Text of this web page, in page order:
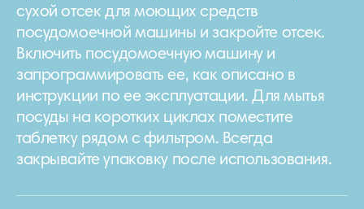
сухой отсек для моющих средств
посудомоечной машины и закройте отсек.
Включить посудомоечную машину и
запрограммировать ее, как описано в
инструкции по ее эксплуатации. Для мытья
посуды на коротких циклах поместите
таблетку рядом с фильтром. Всегда
закрывайте упаковку после использования.